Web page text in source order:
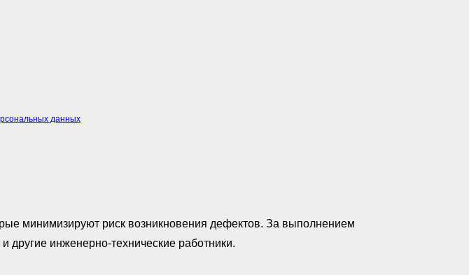
данных
минимизируют риск возникновения дефектов. За выполнением
другие инженерно-технические работники.